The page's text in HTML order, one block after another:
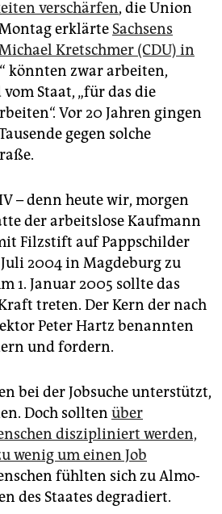
verschärfen, die Union
erklärte Sachsens
Kretschmer (CDU) in
könnten zwar arbeiten,
Staat, „für das die
Vor 20 Jahren gingen
gegen solche
– denn heute wir, morgen
der arbeitslose Kaufmann
Filzstift auf Pappschilder
2004 in Magdeburg zu
1. Januar 2005 sollte das
treten. Der Kern der nach
Peter Hartz benannten
und fordern.
bei der Jobsuche unterstützt,
Doch sollten über
diszipliniert werden,
wenig um einen Job
fühlten sich zu Al­mo­
des Staates degradiert.